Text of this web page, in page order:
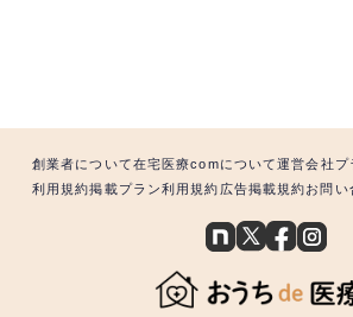
創業者について在宅医療comについて運営会社 プ
利用規約掲載プラン利用規約 広告掲載規約お問い